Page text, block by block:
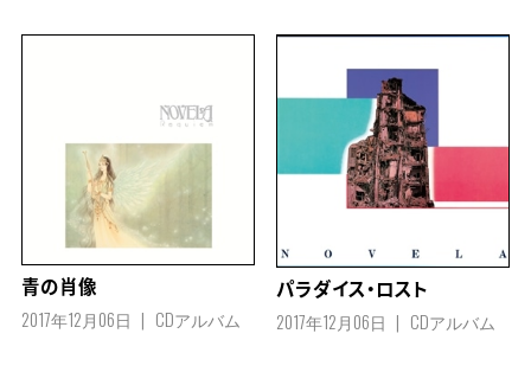
青の肖像
2017年12月06日 CDアルバム
パラダイス・ロスト
2017年12月06日 CDアルバム